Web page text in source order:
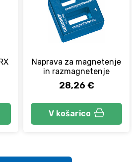
Naprava za magnetenje
in razmagnetenje
28,26 €
V košarico